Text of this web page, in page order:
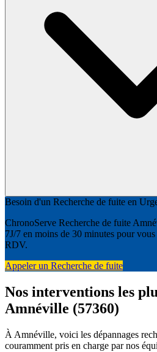
Besoin d'un Recherche de fuite en
ChronoServe Recherche de fuite
7J/7 en moins de 30 minutes pour
RDV.
Appeler un Recherche de fuite
Nos interventions les
Amnéville (57360)
À Amnéville, voici les dépannages
couramment pris en charge par nos